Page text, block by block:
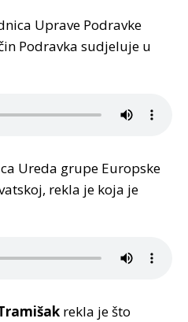
Uprave Podravke
Podravka sudjeluje u
Ureda grupe Europske
rekla je koja je
rekla je što